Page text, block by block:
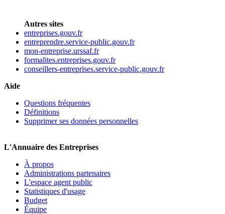
Autres sites
entreprises.gouv.fr
entreprendre.service-public.gouv.fr
mon-entreprise.urssaf.fr
formalites.entreprises.gouv.fr
conseillers-entreprises.service-public.gouv.fr
Aide
Questions fréquentes
Définitions
Supprimer ses données personnelles
L'Annuaire des Entreprises
À propos
Administrations partenaires
L'espace agent public
Statistiques d'usage
Budget
Équipe